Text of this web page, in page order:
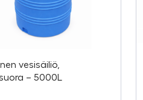
vesisäiliö,
– 5000L